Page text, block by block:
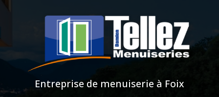
Entreprise de menuiserie à Foix